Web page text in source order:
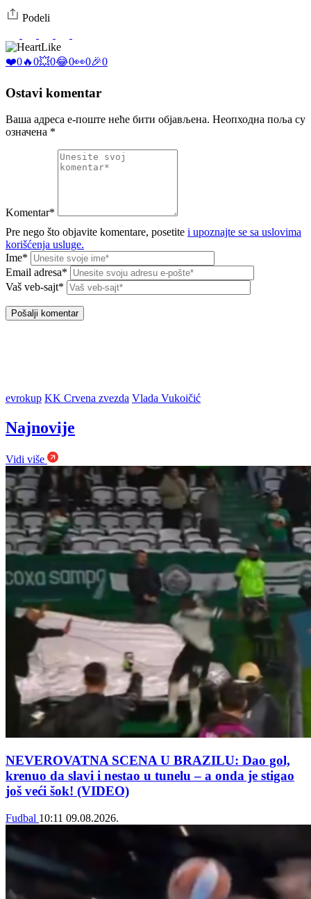
Podeli
Like
❤️0🔥0💥0😂0👀0🎉0
Ostavi komentar
Ваша адреса е-поште неће бити објављена. Неопходна поља су
означена *
Komentar*
Pre nego što objavite komentare, posetite i upoznajte se sa uslovima
korišćenja usluge.
Ime*
Email adresa*
Vaš veb-sajt*
evrokup KK Crvena zvezda Vlada Vukoičić
Najnovije
Vidi više
NEVEROVATNA SCENA U BRAZILU: Dao gol,
krenuo da slavi i nestao u tunelu – a onda je stigao
još veći šok! (VIDEO)
Fudbal 10:11 09.08.2026.